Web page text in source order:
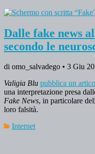
Dalle fake news
secondo le
di omo_salvadego • 3 Giu
Valigia Blu pubblica un
una interpretazione presa
Fake News, in particolare
loro falsità.
Internet